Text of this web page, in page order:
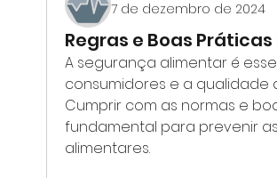
7 de dezembro de 2024
Regras e Boas
A segurança alimentar é
consumidores e a qualidade
Cumprir com as normas e
fundamental para prevenir
alimentares.